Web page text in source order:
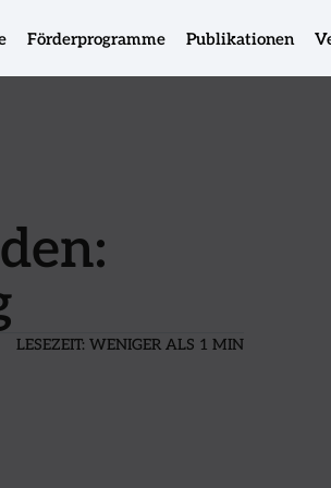
Förderprogramme Publikationen
LESEZEIT: WENIGER ALS 1 MIN